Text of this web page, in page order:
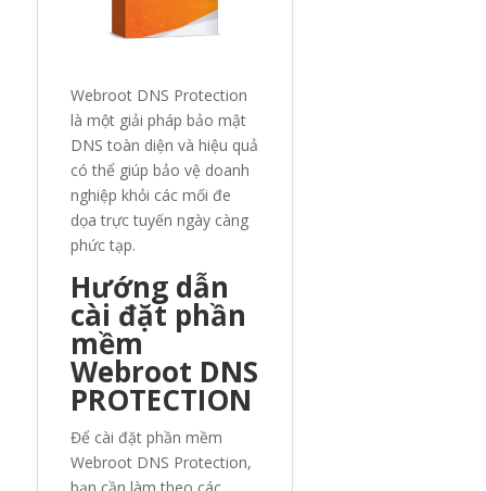
Webroot DNS Protection
là một giải pháp bảo mật
DNS toàn diện và hiệu quả
có thể giúp bảo vệ doanh
nghiệp khỏi các mối đe
dọa trực tuyến ngày càng
phức tạp.
Hướng dẫn
cài đặt phần
mềm
Webroot DNS
PROTECTION
Để cài đặt phần mềm
Webroot DNS Protection,